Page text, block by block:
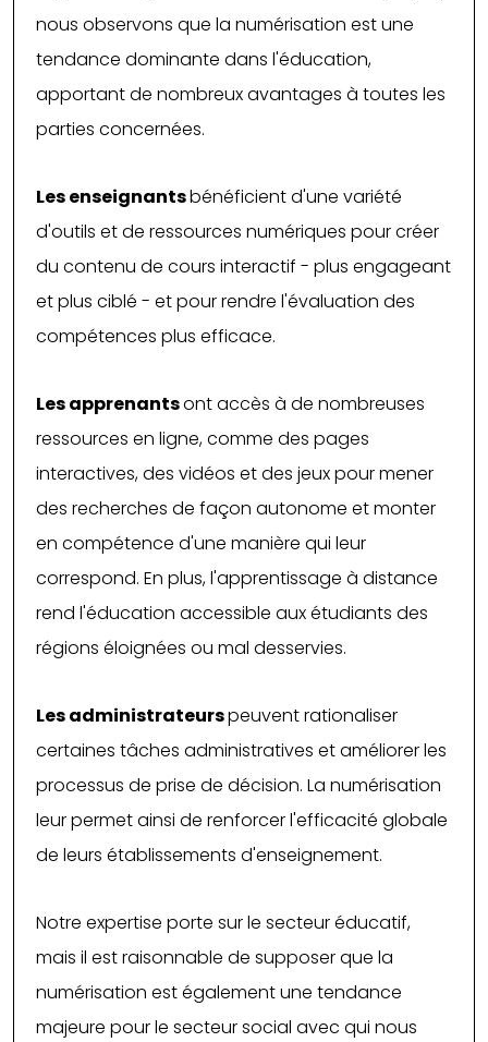
nous observons que la numérisation est une
tendance dominante dans l'éducation,
apportant de nombreux avantages à toutes les
parties concernées.
Les enseignantsbénéficient d'une variété
d'outils et de ressources numériques pour créer
du contenu de cours interactif - plus engageant
et plus ciblé - et pour rendre l'évaluation des
compétences plus efficace.
Les apprenantsont accès à de nombreuses
ressources en ligne, comme des pages
interactives, des vidéos et des jeux pour mener
des recherches de façon autonome et monter
en compétence d'une manière qui leur
correspond. En plus, l'apprentissage à distance
rend l'éducation accessible aux étudiants des
régions éloignées ou mal desservies.
Les administrateurspeuvent rationaliser
certaines tâches administratives et améliorer les
processus de prise de décision. La numérisation
leur permet ainsi de renforcer l'efficacité globale
de leurs établissements d'enseignement.
Notre expertise porte sur le secteur éducatif,
mais il est raisonnable de supposer que la
numérisation est également une tendance
majeure pour le secteur social avec qui nous